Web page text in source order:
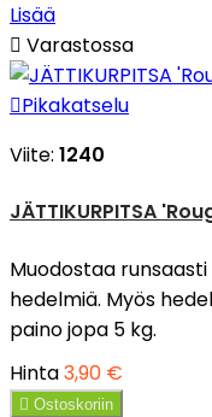
Lisää
 Varastossa
Pikakatselu
Viite: 1240
JÄTTIKURPITSA
Muodostaa
hedelmiä. Myös
paino jopa 5 kg.
Hinta3,90 €
 Ostoskoriin